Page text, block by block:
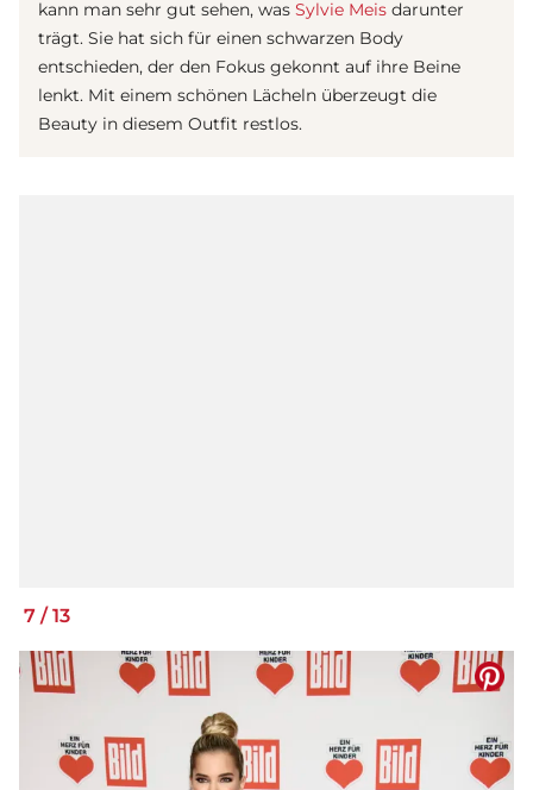
kann man sehr gut sehen, was Sylvie Meis darunter
trägt. Sie hat sich für einen schwarzen Body
entschieden, der den Fokus gekonnt auf ihre Beine
lenkt. Mit einem schönen Lächeln überzeugt die
Beauty in diesem Outfit restlos.
7 /13